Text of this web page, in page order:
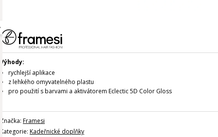
Výhody:
rychlejší aplikace
z lehkého omyvatelného plastu
pro použití sbarvami a aktivátorem Eclectic 5D Color Gloss
Značka: Framesi
Kategorie: Kadeřnické doplňky